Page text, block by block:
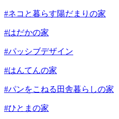
#ネコと暮らす陽だまりの家
#はだかの家
#パッシブデザイン
#はんてんの家
#パンをこねる田舎暮らしの家
#ひとまの家